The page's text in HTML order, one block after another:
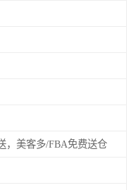
，美客多/FBA免费送仓